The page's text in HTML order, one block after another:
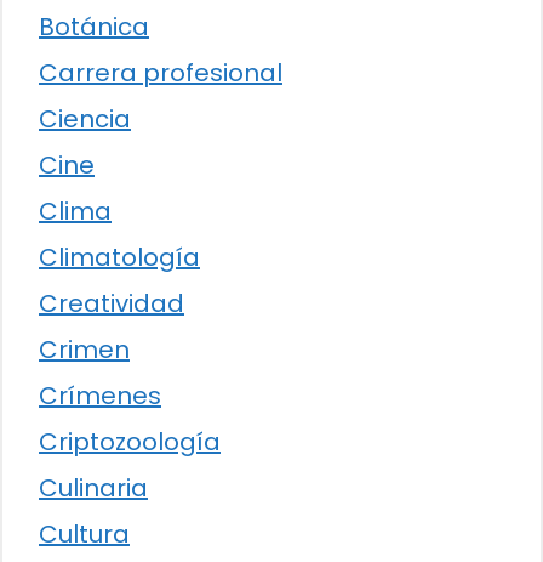
Botánica
Carrera profesional
Ciencia
Cine
Clima
Climatología
Creatividad
Crimen
Crímenes
Criptozoología
Culinaria
Cultura